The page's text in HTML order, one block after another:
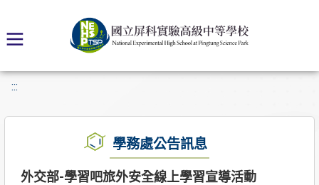
:::
學務處公告訊息
外交部-學習吧旅外安全線上學習宣導活動